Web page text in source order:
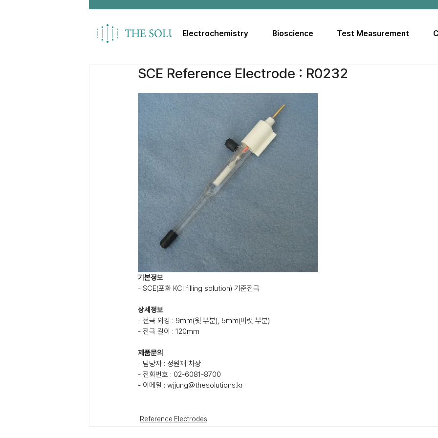
Electrochemistry Bioscience Test Measurement
SCE Reference Electrode : R0232
기본정보
- SCE(포화 KCl filling solution) 기준전극
상세정보
- 전극 외경 : 9mm(윗 부분), 5mm(아랫 부분)
- 전극 길이 : 120mm
제품문의
- 담당자 : 정원재 차장
- 전화번호 : 02-6081-8700
- 이메일 : wjjung@thesolutions.kr
Reference Electrodes